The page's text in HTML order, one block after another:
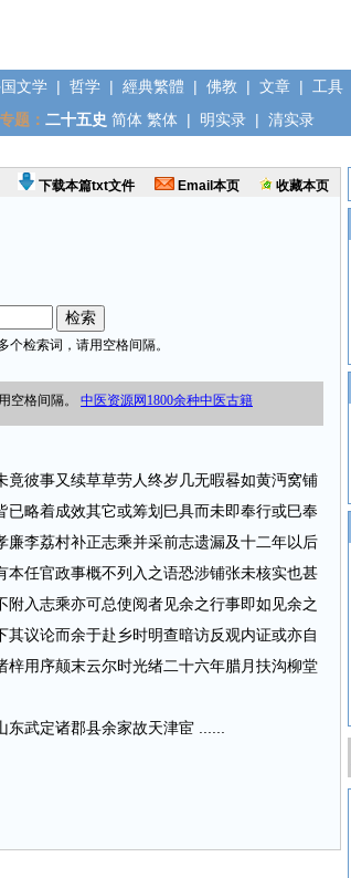
文学 | 哲学 | 經典繁體 | 佛教 | 文章 | 工具
专题： 二十五史 简体 繁体 | 明实录 | 清实录
下载本篇txt文件 Email本页 收藏本页
彼事又续草草劳人终岁几无暇晷如黄沔窝铺
略着成效其它或筹划巳具而未即奉行或巳奉
李荔村补正志乘并采前志遗漏及十二年以后
任官政事概不列入之语恐涉铺张未核实也甚
入志乘亦可总使阅者见余之行事即如见余之
议论而余于赴乡时明查暗访反观内证或亦自
用序颠末云尔时光绪二十六年腊月扶沟柳堂
武定诸郡县余家故天津宦 ......